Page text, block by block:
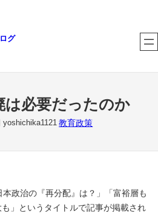
グ
は必要だったのか
yoshichika1121 教育政策
政治の『再分配』は？」「富裕層も
」というタイトルで記事が掲載され